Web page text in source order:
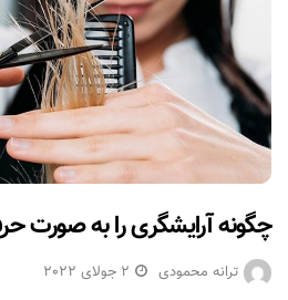
چگونه آرایشگری را به صورت
ترانه محمودی 2 جولای 2022